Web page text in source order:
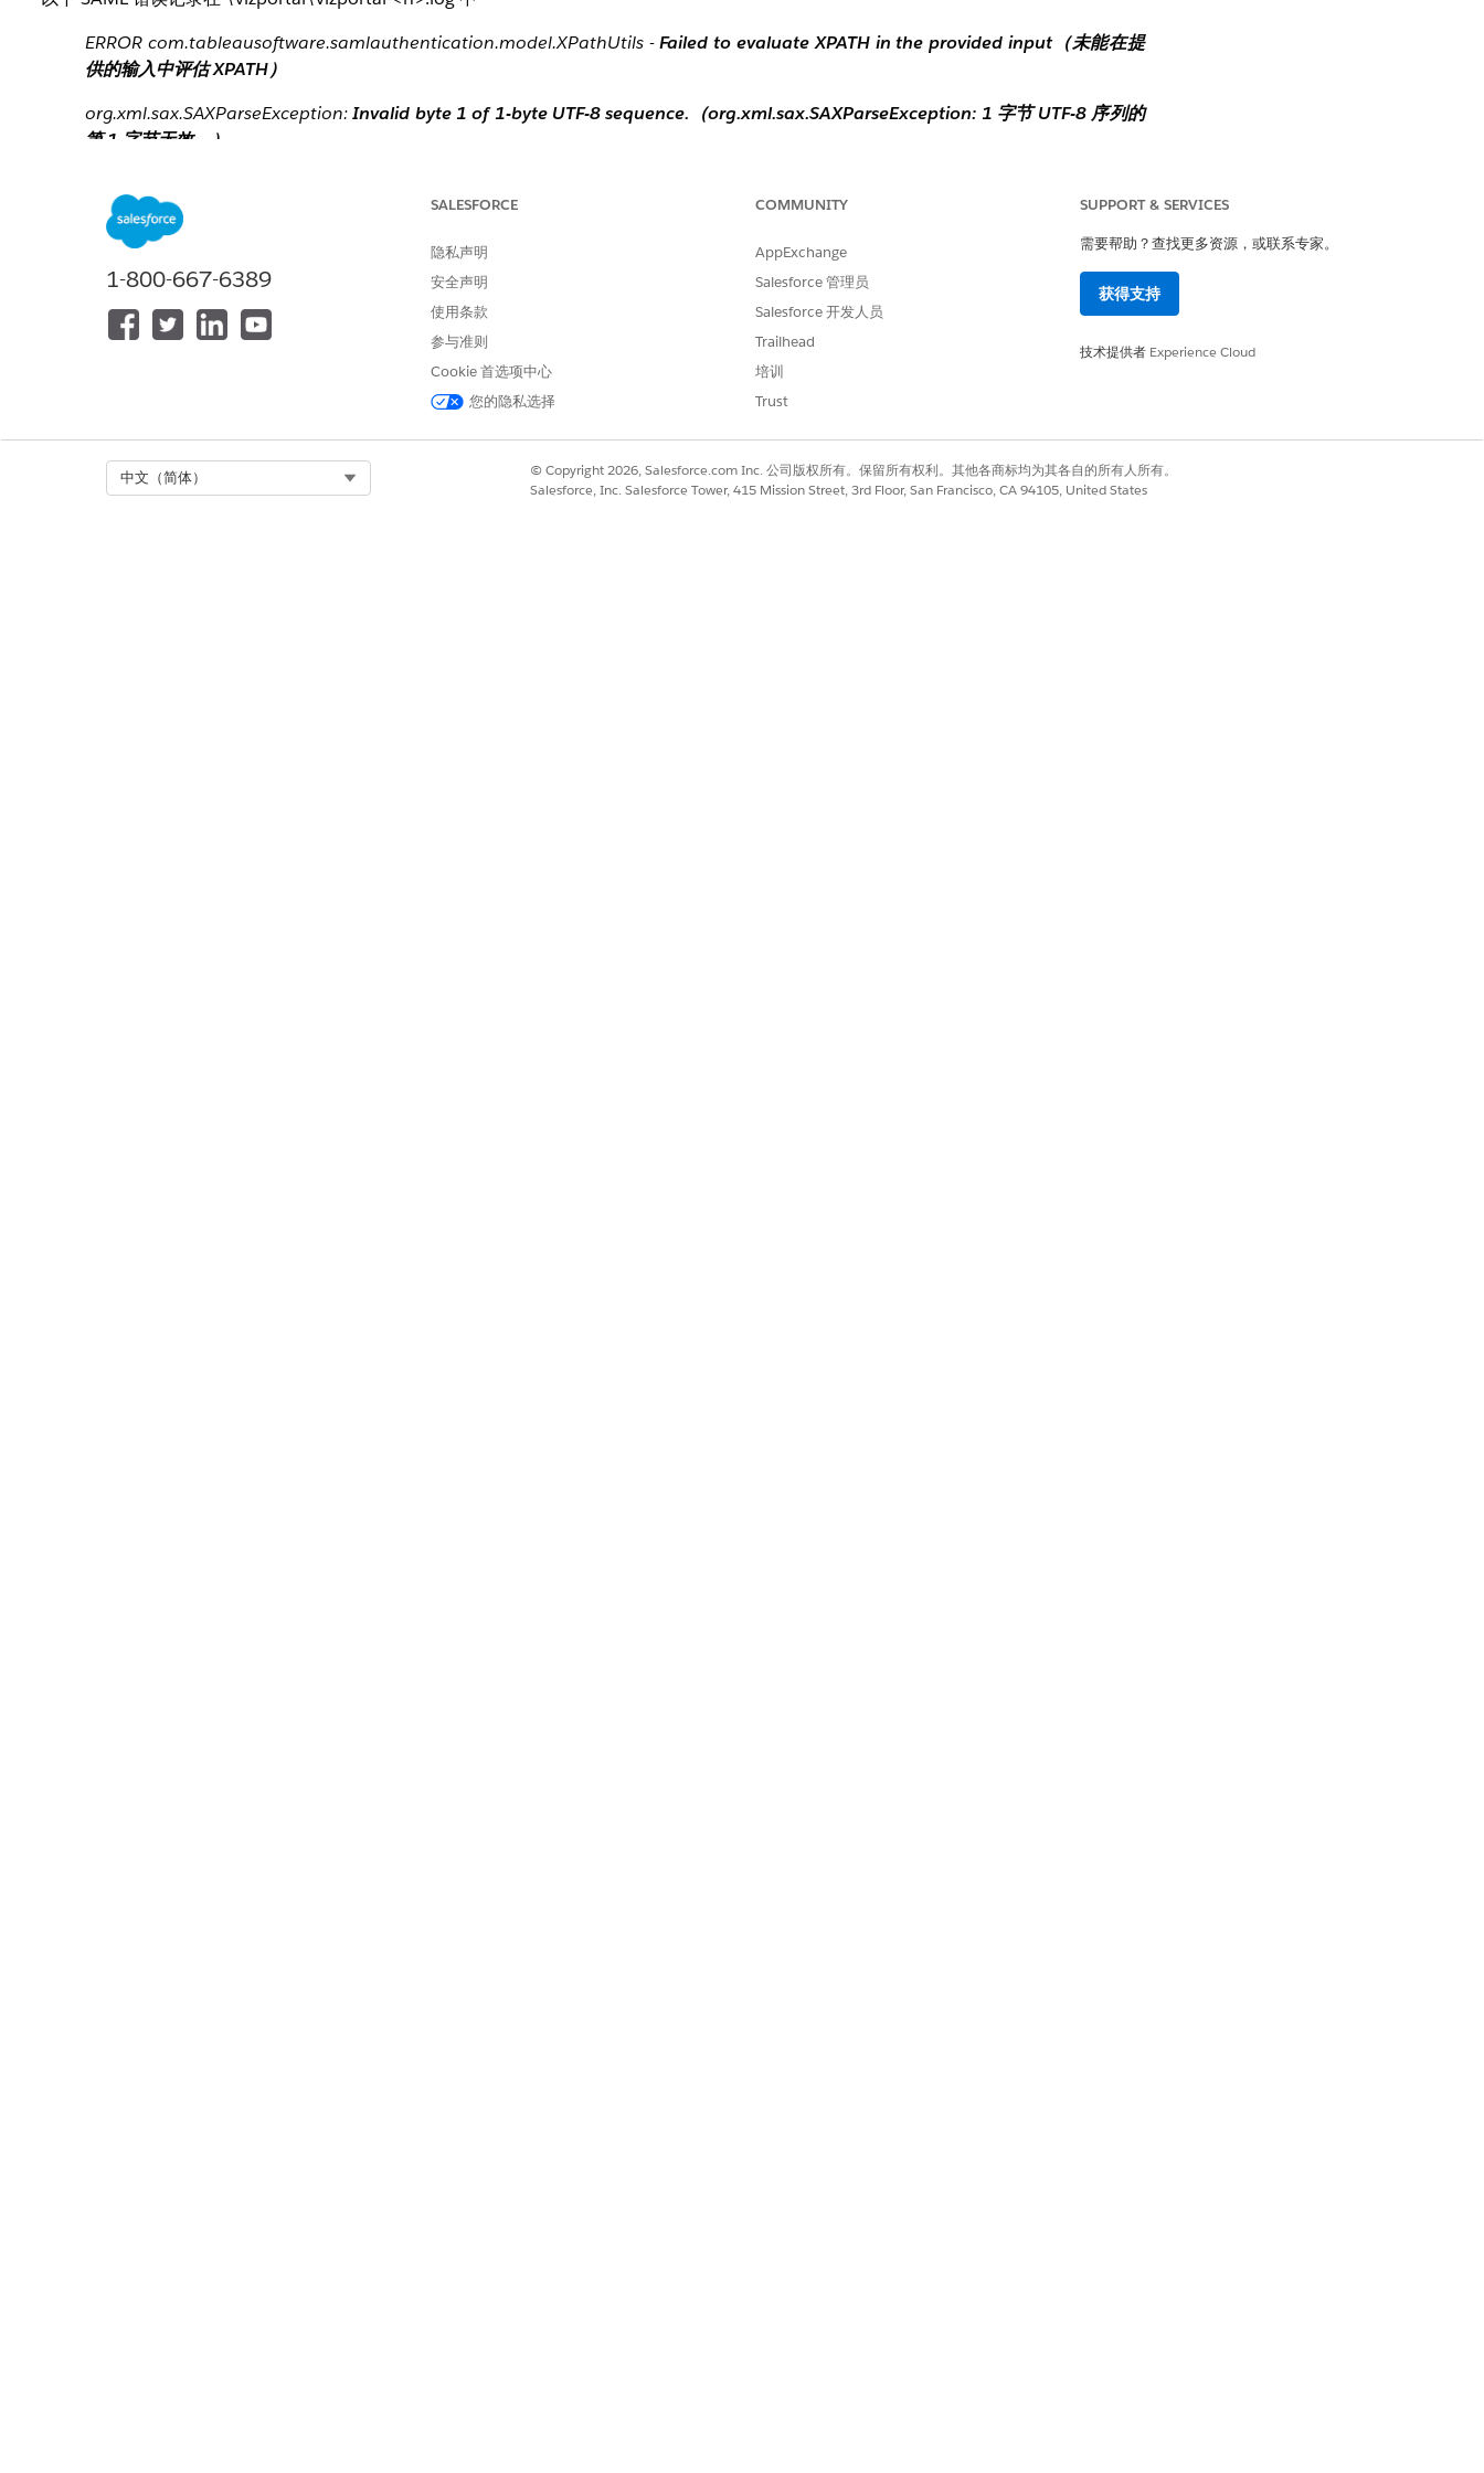
ERROR com.tableausoftware.samlauthentication.model.XPathUtils -Failed to evaluate XPATH in the provided input（未能在提
供的输入中评估 XPATH）
org.xml.sax.SAXParseException:Invalid byte 1 of 1-byte UTF-8 sequence.（org.xml.sax.SAXParseException: 1 字节 UTF-8 序列的
第 1 字节无效。）
org.xml.sax.SAXParseException:
Invalid byte 2 of 3-byte UTF-8 sequence.（org.xml.sax.SAXParseException: 3 字节 UTF-8 序列的
第 2 字节无效。）
这是已知问题，并在 Tableau Server 的更新版本中进行修复。
1-800-667-6389
SALESFORCE
隐私声明
安全声明
使用条款
参与准则
Cookie 首选项中心
您的隐私选择
COMMUNITY
AppExchange
Salesforce 管理员
Salesforce 开发人员
Trailhead
培训
Trust
SUPPORT & SERVICES
需要帮助？查找更多资源，或联系专家。
获得支持
技术提供者 Experience Cloud
中文（简体）
© Copyright 2026, Salesforce.com Inc. 公司版权所有。保留所有权利。其他各商标均为其各自的所有人所有。
Salesforce, Inc. Salesforce Tower, 415 Mission Street, 3rd Floor, San Francisco, CA 94105, United States